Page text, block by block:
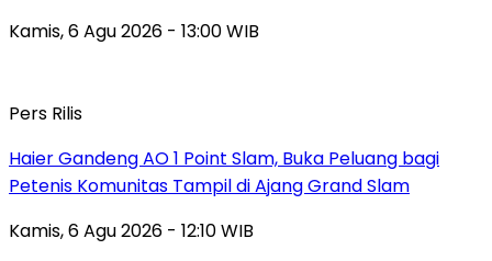
Kamis, 6 Agu 2026 - 13:00 WIB
Pers Rilis
Haier Gandeng AO 1 Point Slam, Buka Peluang bagi
Petenis Komunitas Tampil di Ajang Grand Slam
Kamis, 6 Agu 2026 - 12:10 WIB